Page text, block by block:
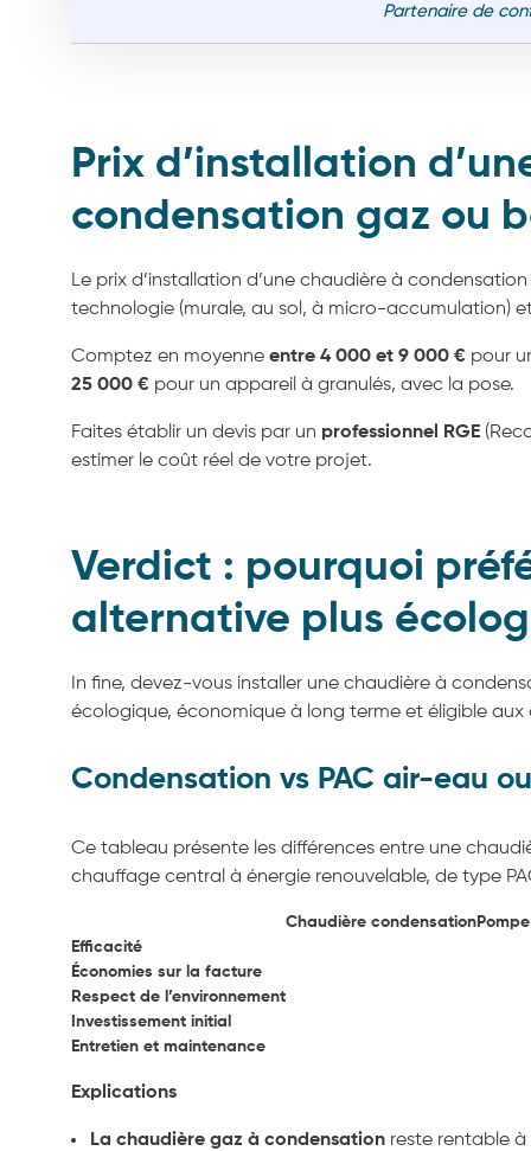
Partenaire de
Prix d’installation
condensation gaz ou
Le prix d’installation d’une chaudière à
technologie (murale, au sol, à micro-accumulation)
Comptez en moyenne entre 4 000 et 9 000 € pour
25 000 € pour un appareil à granulés, avec la pose.
Faites établir un devis par un professionnel RGE
estimer le coût réel de votre projet.
Verdict : pourquoi
alternative plus
In fine, devez-vous installer une chaudière à
écologique, économique à long terme et éligible aux
Condensation vs PAC air-eau
Ce tableau présente les différences entre une
chauffage central à énergie renouvelable, de type
Chaudière condensation
Efficacité
Économies sur la facture
Respect de l’environnement
Investissement initial
Entretien et maintenance
Explications
La chaudière gaz à condensation reste rentable